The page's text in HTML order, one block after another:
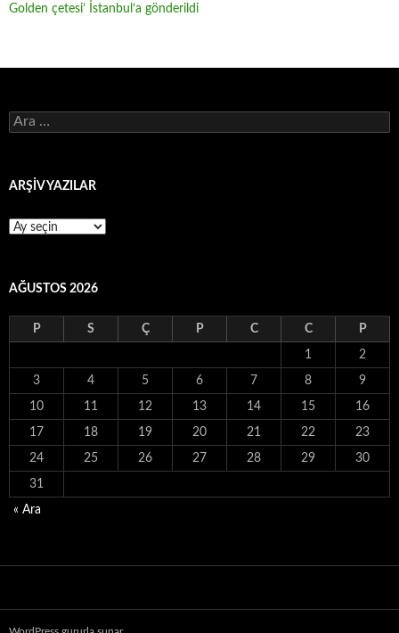
Golden çetesi’ İstanbul’a gönderildi
Arama:
ARŞİV YAZILAR
ARŞİV
AĞUSTOS 2026
P S Ç P C C P
1 2
3 4 5 6 7 8 9
10 11 12 13 14 15 16
17 18 19 20 21 22 23
24 25 26 27 28 29 30
31
« Ara